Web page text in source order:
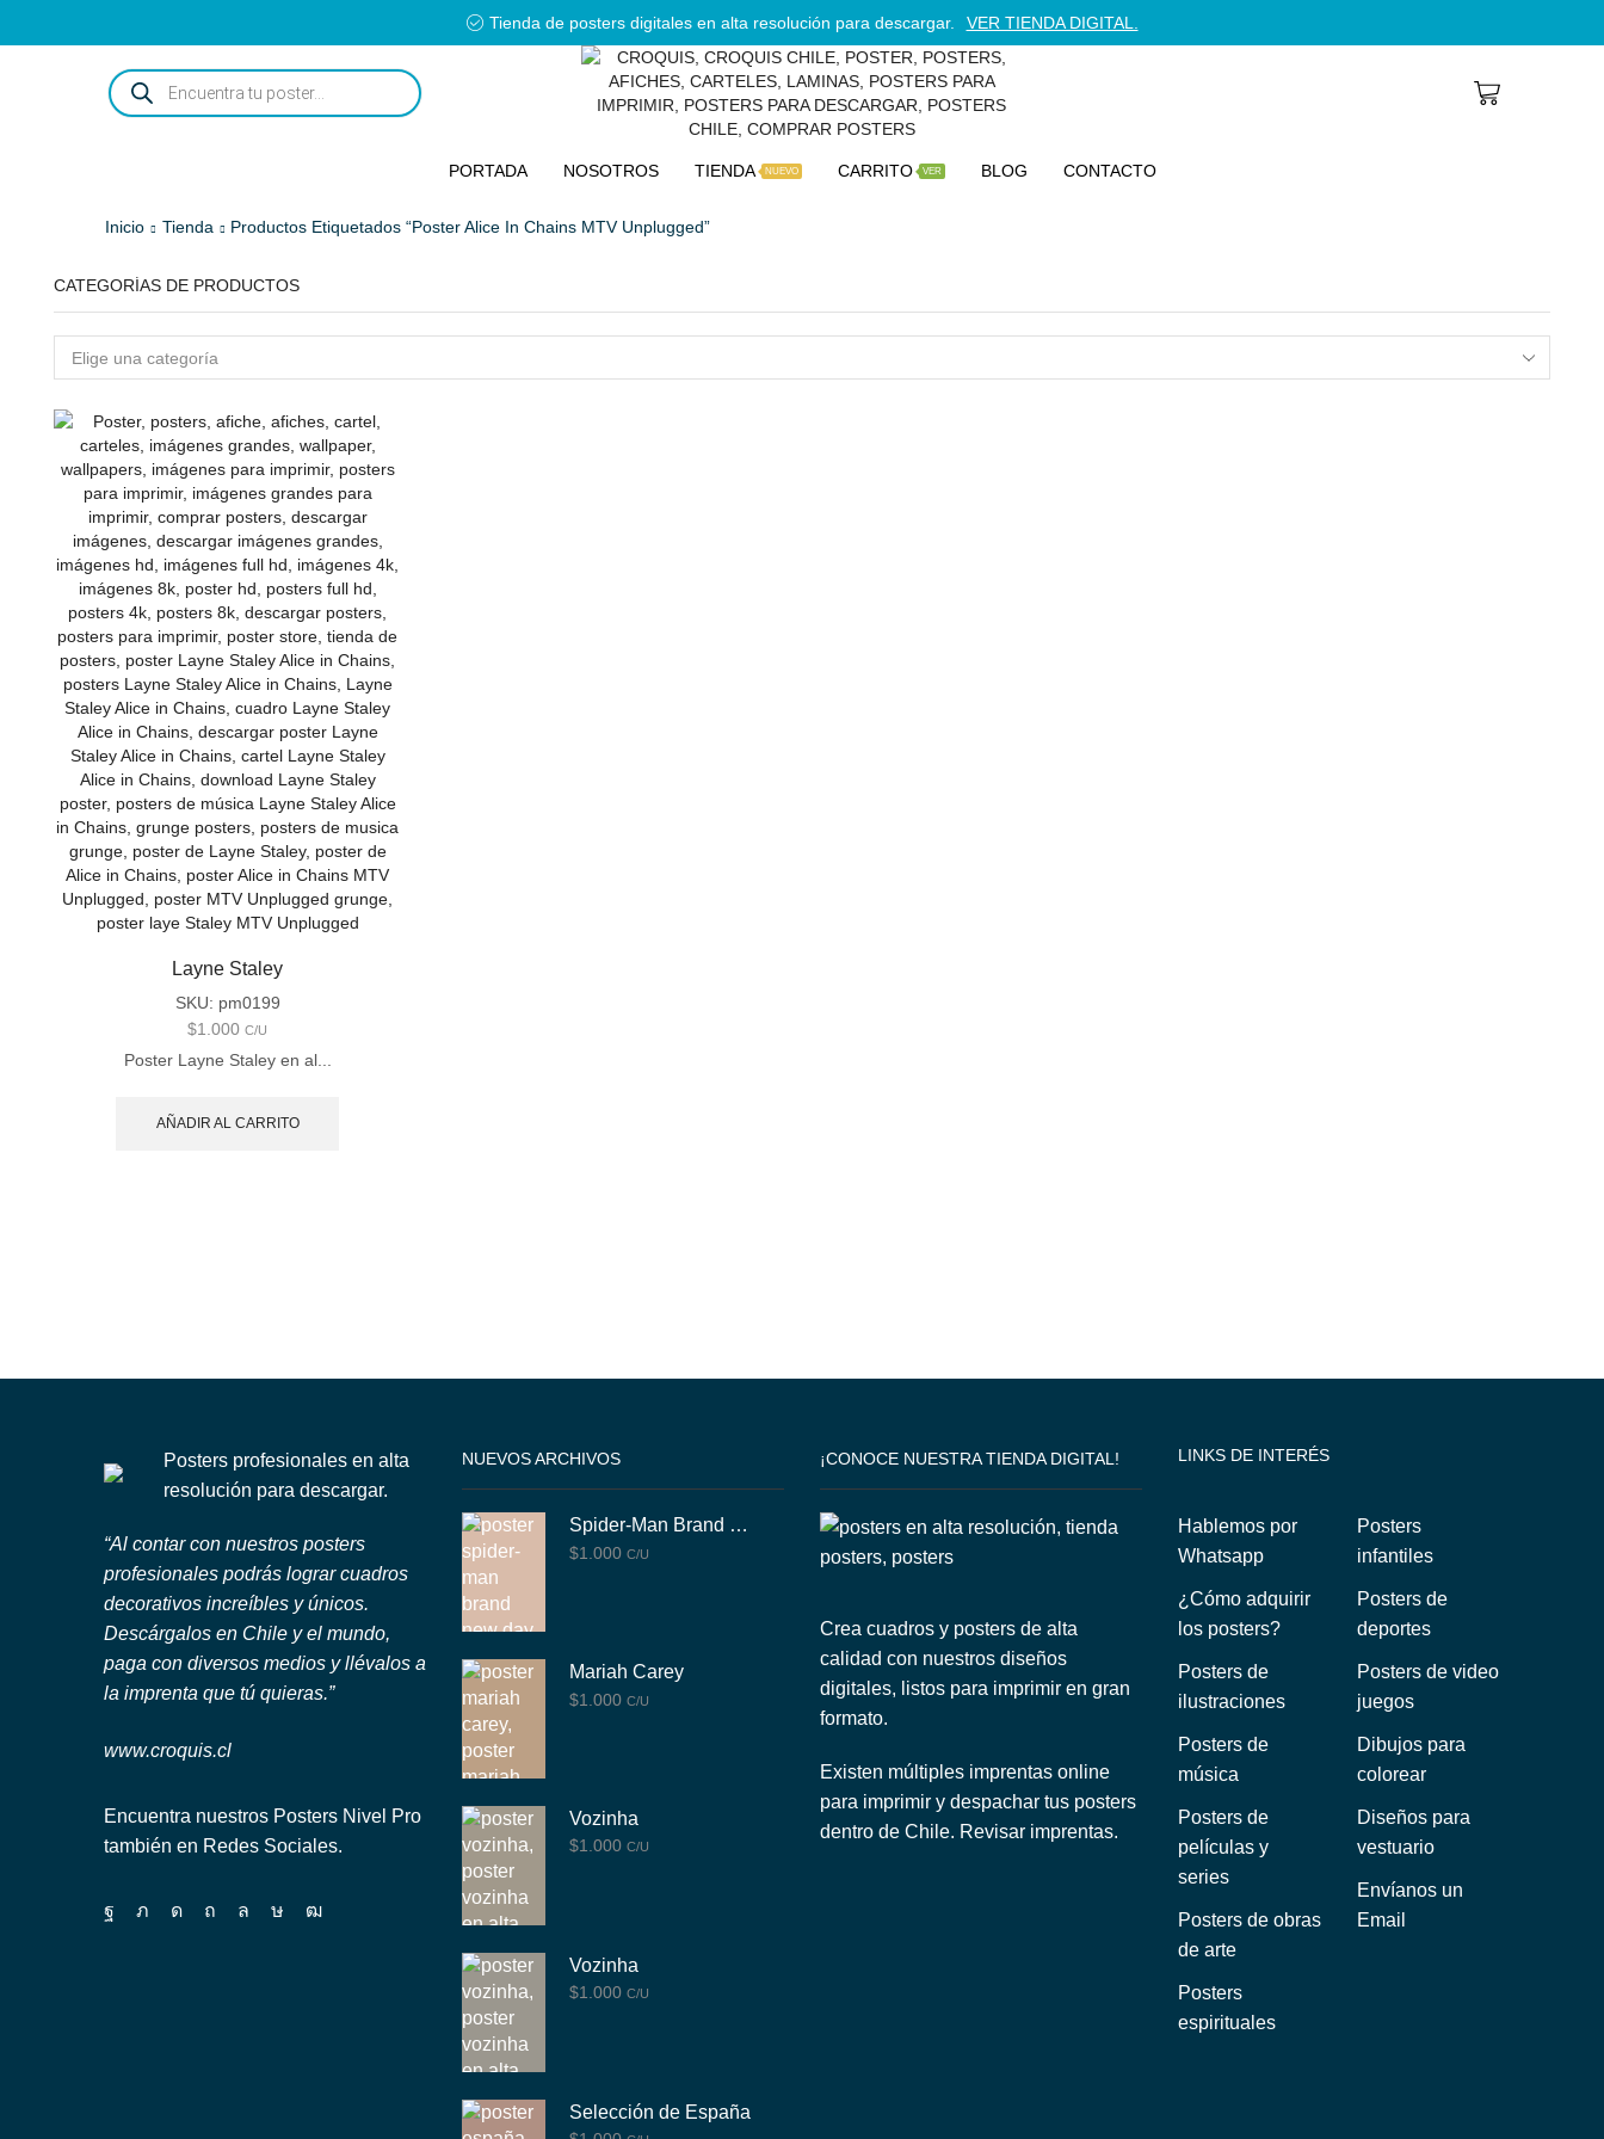
Tienda de posters digitales en alta resolución para descargar. VER TIENDA DIGITAL.
ENCUENTRA
TU
POSTER...
PORTADA NOSOTROS TIENDA NUEVO CARRITO VER BLOG CONTACTO
Inicio Tienda Productos Etiquetados “poster Alice In Chains MTV Unplugged”
CATEGORÍAS DE PRODUCTOS
Layne Staley
SKU: pm0199
$1.000 C/U
Poster Layne Staley en al...
AÑADIR AL CARRITO
Posters profesionales en alta
resolución para descargar.
“Al contar con nuestros posters
profesionales podrás lograr cuadros
decorativos increíbles y únicos.
Descárgalos en Chile y el mundo,
paga con diversos medios y llévalos a
la imprenta que tú quieras.”
www.croquis.cl
Encuentra nuestros Posters Nivel Pro
también en Redes Sociales.
Facebook
NUEVOS ARCHIVOS
Spider-Man Brand New Day
$1.000 C/U
Mariah Carey
$1.000 C/U
Vozinha
$1.000 C/U
Vozinha
$1.000 C/U
Selección de España
¡CONOCE NUESTRA TIENDA DIGITAL!
Crea cuadros y posters de alta
calidad con nuestros diseños
digitales, listos para imprimir en gran
formato.
Existen múltiples imprentas online
para imprimir y despachar tus posters
dentro de Chile. Revisar imprentas.
LINKS DE INTERÉS
Hablemos por
Whatsapp
¿Cómo adquirir
los posters?
Posters de
ilustraciones
Posters de
música
Posters de
películas y
series
Posters de obras
de arte
Posters
espirituales
Posters
infantiles
Posters de
deportes
Posters de video
juegos
Dibujos para
colorear
Diseños para
vestuario
Envíanos un
Email